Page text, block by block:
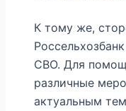
К тому же,
СВО. Для
различные
актуальным